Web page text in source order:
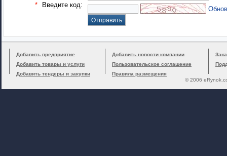
*
Введите код:
Добавить предприятие
Добавить товары и услуги
Добавить тендеры и закупки
Добавить новости компании
Пользовательское соглашение
Правила размещения
© 2006